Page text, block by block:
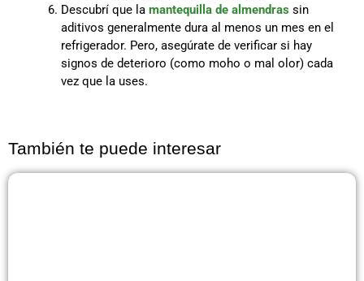
Descubrí que la mantequilla de almendras sin
aditivos generalmente dura al menos un mes en el
refrigerador. Pero, asegúrate de verificar si hay
signos de deterioro (como moho o mal olor) cada
vez que la uses.
También te puede interesar